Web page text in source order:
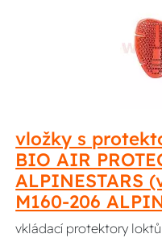
vložky s
BIO AIR
ALPINESTARS
M160-206
vkládací protektory